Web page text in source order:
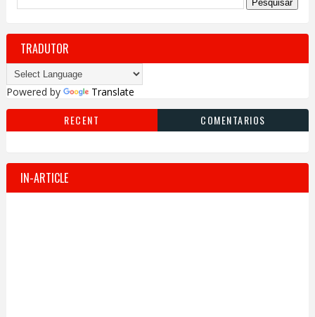
TRADUTOR
Powered by Translate
RECENT COMENTARIOS
IN-ARTICLE